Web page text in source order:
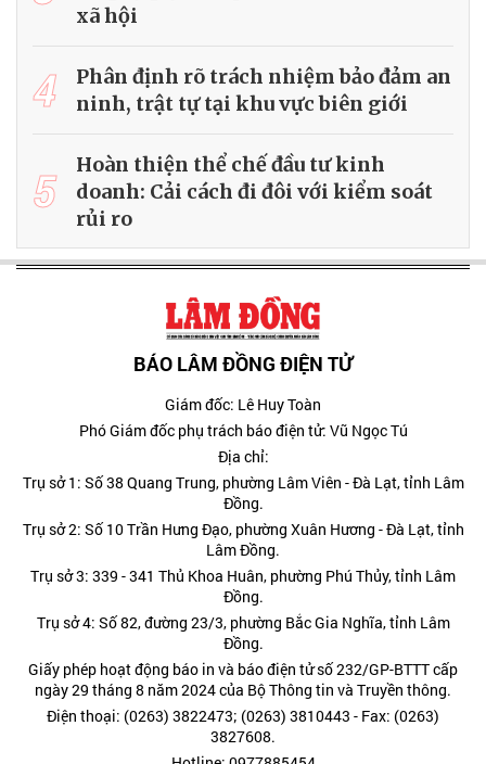
xã hội
4
Phân định rõ trách nhiệm bảo đảm an
ninh, trật tự tại khu vực biên giới
5
Hoàn thiện thể chế đầu tư kinh
doanh: Cải cách đi đôi với kiểm soát
rủi ro
BÁO LÂM ĐỒNG ĐIỆN TỬ
Giám đốc: Lê Huy Toàn
Phó Giám đốc phụ trách báo điện tử: Vũ Ngọc Tú
Địa chỉ:
Trụ sở 1: Số 38 Quang Trung, phường Lâm Viên - Đà Lạt, tỉnh Lâm
Đồng.
Trụ sở 2: Số 10 Trần Hưng Đạo, phường Xuân Hương - Đà Lạt, tỉnh
Lâm Đồng.
Trụ sở 3: 339 - 341 Thủ Khoa Huân, phường Phú Thủy, tỉnh Lâm
Đồng.
Trụ sở 4: Số 82, đường 23/3, phường Bắc Gia Nghĩa, tỉnh Lâm
Đồng.
Giấy phép hoạt động báo in và báo điện tử số 232/GP-BTTT cấp
ngày 29 tháng 8 năm 2024 của Bộ Thông tin và Truyền thông.
Điện thoại: (0263) 3822473; (0263) 3810443 - Fax: (0263)
3827608.